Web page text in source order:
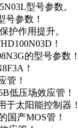
型号参数。
号参数！
护作用提升。
！
的型号参数！
！
管！
低压场效应管！
于太阳能控制器！
国产MOS管！